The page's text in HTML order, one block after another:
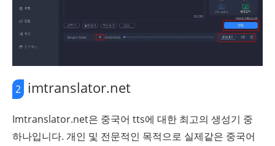
2 imtranslator.net
Imtranslator.net은 중국어 tts에 대한 최고의 생성기 중
하나입니다. 개인 및 전문적인 목적으로 실제같은 중국어